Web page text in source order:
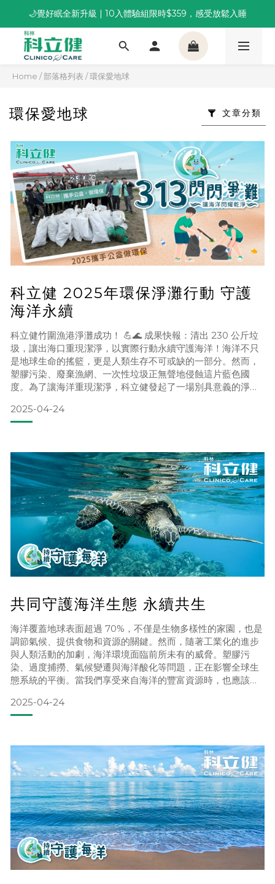
董事長推薦保養組合｜體驗價 $1,800 起，最高享 6 折
🌙覺好眠全新升級 | 10入體驗組限時$359，感受放鬆入睡
董事長推薦保養組合｜體驗價 $1,800 起，最高享 6 折
Home /部落格列表 /環保愛地球
環保愛地球 文章分類
科立健 2025年環保淨灘行動 守護
海洋永續
科立健竹圍漁港淨灘成功！ 💪🌊 成果快報：清出 230 公斤垃
圾，讓出海口重現潔淨，以實際行動永續守護海洋！海洋不只
是地球生命的搖籃，更是人類生存不可或缺的一部分。然而，
塑膠污染、廢棄漁網、一次性垃圾正無聲地侵蝕這片藍色國
度。為了讓海洋重現潔淨，科立健發起了一場別具意義的淨灘
這不僅是一場淨灘，更是一次對環境的深刻承諾。我們特別選
擇了「出海口」作為主要清理區域，成功清出了 230 公斤的海
2025-04-24
共同守護海洋生態 永續共生
海洋覆蓋地球表面超過 70%，不僅是生物多樣性的家園，也是
調節氣候、提供食物和資源的關鍵。然而，隨著工業化的進步
與人類活動的加劇，海洋環境面臨前所未有的威脅。塑膠污
染、過度捕撈、氣候變遷與海洋酸化等問題，正在影響全球生
態系統的平衡。當我們享受來自海洋的豐富資源時，也應該思
戰與影響1. 塑膠污染根據統計，每年有超過 800 萬噸的塑膠垃
圾流入海洋，相當於每分鐘就有一台垃圾車的塑膠廢棄物流入
2025-04-24